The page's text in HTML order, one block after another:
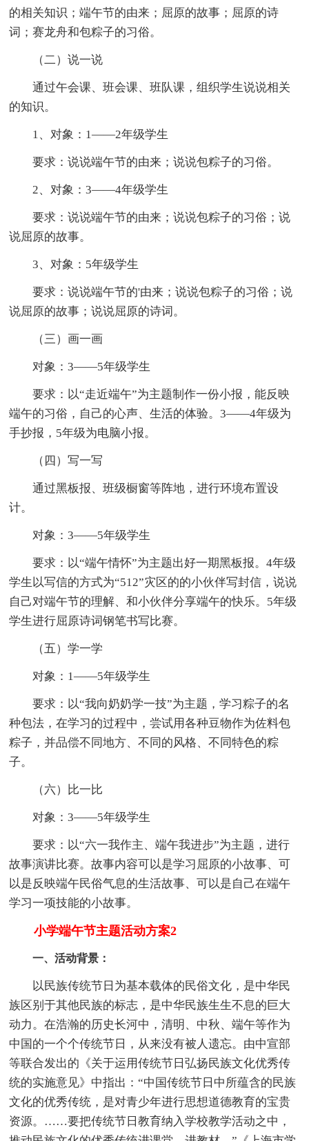
的相关知识；端午节的由来；屈原的故事；屈原的诗
词；赛龙舟和包粽子的习俗。
（二）说一说
通过午会课、班会课、班队课，组织学生说说相关
的知识。
1、对象：1——2年级学生
要求：说说端午节的由来；说说包粽子的习俗。
2、对象：3——4年级学生
要求：说说端午节的由来；说说包粽子的习俗；说
说屈原的故事。
3、对象：5年级学生
要求：说说端午节的'由来；说说包粽子的习俗；说
说屈原的故事；说说屈原的诗词。
（三）画一画
对象：3——5年级学生
要求：以“走近端午”为主题制作一份小报，能反映
端午的习俗，自己的心声、生活的体验。3——4年级为
手抄报，5年级为电脑小报。
（四）写一写
通过黑板报、班级橱窗等阵地，进行环境布置设
计。
对象：3——5年级学生
要求：以“端午情怀”为主题出好一期黑板报。4年级
学生以写信的方式为“512”灾区的的小伙伴写封信，说说
自己对端午节的理解、和小伙伴分享端午的快乐。5年级
学生进行屈原诗词钢笔书写比赛。
（五）学一学
对象：1——5年级学生
要求：以“我向奶奶学一技”为主题，学习粽子的名
种包法，在学习的过程中，尝试用各种豆物作为佐料包
粽子，并品偿不同地方、不同的风格、不同特色的粽
子。
（六）比一比
对象：3——5年级学生
要求：以“六一我作主、端午我进步”为主题，进行
故事演讲比赛。故事内容可以是学习屈原的小故事、可
以是反映端午民俗气息的生活故事、可以是自己在端午
学习一项技能的小故事。
小学端午节主题活动方案2
一、活动背景：
以民族传统节日为基本载体的民俗文化，是中华民
族区别于其他民族的标志，是中华民族生生不息的巨大
动力。在浩瀚的历史长河中，清明、中秋、端午等作为
中国的一个个传统节日，从来没有被人遗忘。由中宣部
等联合发出的《关于运用传统节日弘扬民族文化优秀传
统的实施意见》中指出：“中国传统节日中所蕴含的民族
文化的优秀传统，是对青少年进行思想道德教育的宝贵
资源。……要把传统节日教育纳入学校教学活动之中，